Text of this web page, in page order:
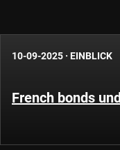
10-09-2025 · EINBLICK
French bonds